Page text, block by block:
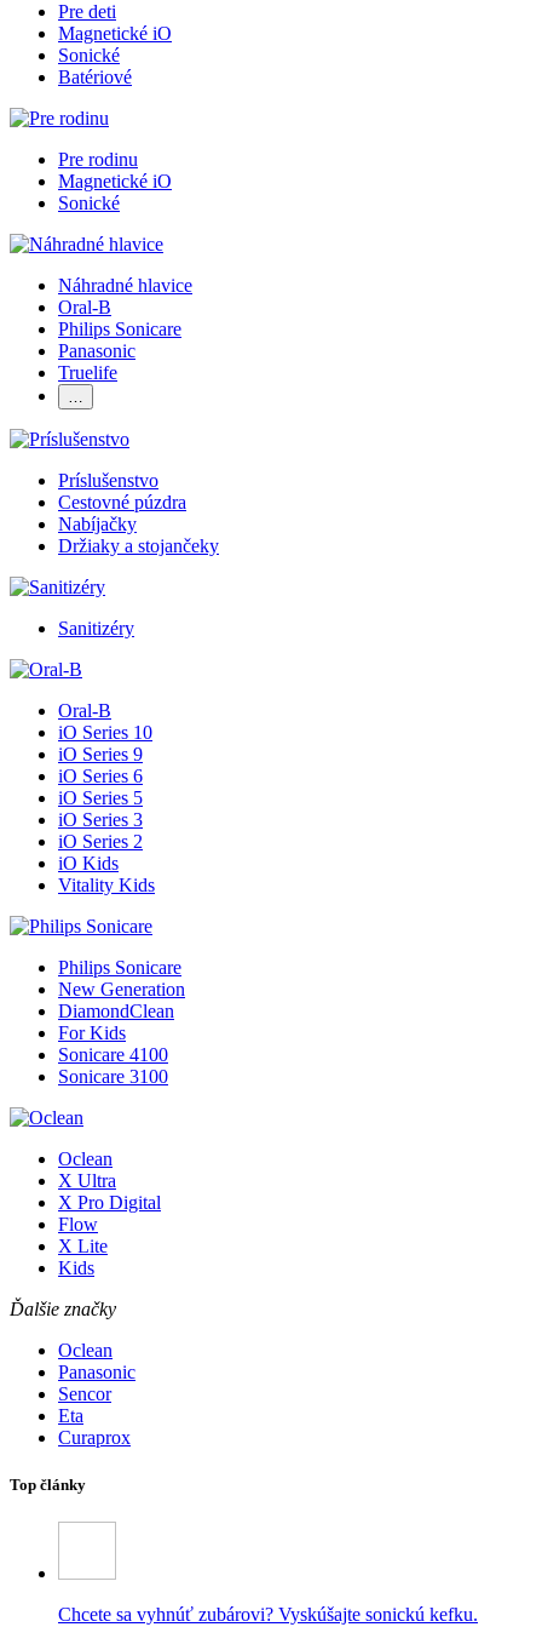
Pre deti
Magnetické iO
Sonické
Batériové
Pre rodinu
Magnetické iO
Sonické
Náhradné hlavice
Oral-B
Philips Sonicare
Panasonic
Truelife
…
Príslušenstvo
Cestovné púzdra
Nabíjačky
Držiaky a stojančeky
Sanitizéry
Oral-B
iO Series 10
iO Series 9
iO Series 6
iO Series 5
iO Series 3
iO Series 2
iO Kids
Vitality Kids
Philips Sonicare
New Generation
DiamondClean
For Kids
Sonicare 4100
Sonicare 3100
Oclean
X Ultra
X Pro Digital
Flow
X Lite
Kids
Ďalšie značky
Oclean
Panasonic
Sencor
Eta
Curaprox
Top články
Chcete sa vyhnúť zubárovi? Vyskúšajte sonickú kefku.